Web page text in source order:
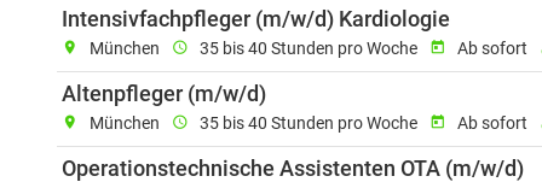
Intensivfachpfleger (m/w/d) Kardiologie
location_on München schedule 35 bis 40 Stunden pro Woche today Ab sofort
Altenpfleger (m/w/d)Einsatzort: München, Job-
location_on München schedule 35 bis 40 Stunden pro Woche today Ab sofort
Operationstechnische Assistenten OTA (m/w/d)